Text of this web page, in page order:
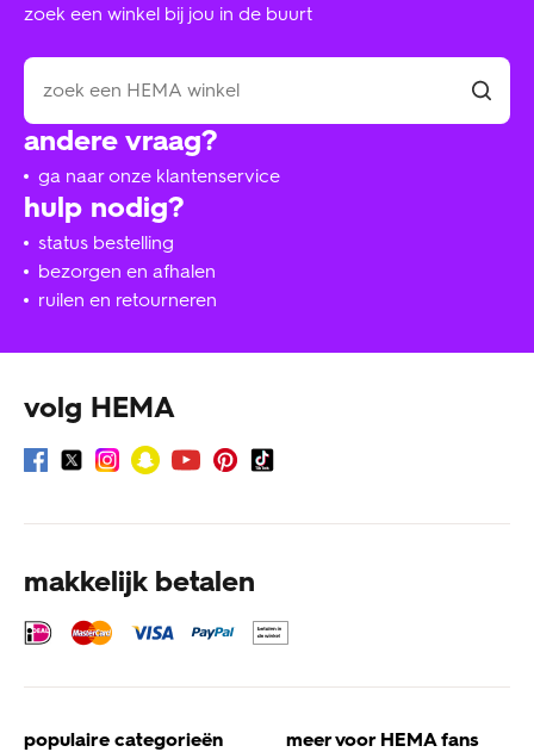
hulp nodig?
status bestelling
bezorgen en afhalen
ruilen en retourneren
andere vraag?
ga naar onze klantenservice
zoek een winkel bij jou in de buurt
volg HEMA
makkelijk betalen
populaire categorieën
meer voor HEMA fans